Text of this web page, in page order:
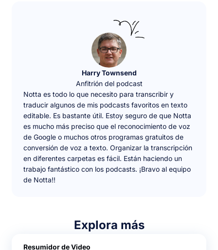
Harry Townsend
Anfitrión del podcast
Notta es todo lo que necesito para transcribir y
traducir algunos de mis podcasts favoritos en texto
editable. Es bastante útil. Estoy seguro de que Notta
es mucho más preciso que el reconocimiento de voz
de Google o muchos otros programas gratuitos de
conversión de voz a texto. Organizar la transcripción
en diferentes carpetas es fácil. Están haciendo un
trabajo fantástico con los podcasts. ¡Bravo al equipo
de Notta!!
Explora más
Resumidor de Video